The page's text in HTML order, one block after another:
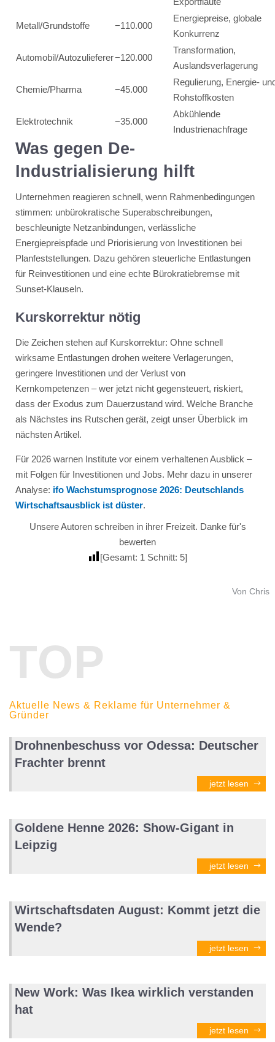
Metall/Grundstoffe −110.000
Energiepreise, globale
Konkurrenz
Automobil/Autozulieferer−120.000
Transformation,
Auslandsverlagerung
Chemie/Pharma −45.000
Regulierung, Energie-
Rohstoffkosten
Elektrotechnik −35.000
Abkühlende
Industrienachfrage
Was gegen De-
Industrialisierung hilft
Unternehmen reagieren schnell, wenn Rahmenbedingungen
stimmen: unbürokratische Superabschreibungen,
beschleunigte Netzanbindungen, verlässliche
Energiepreispfade und Priorisierung von Investitionen bei
Planfeststellungen. Dazu gehören steuerliche Entlastungen
für Reinvestitionen und eine echte Bürokratiebremse mit
Sunset-Klauseln.
Kurskorrektur nötig
Die Zeichen stehen auf Kurskorrektur: Ohne schnell
wirksame Entlastungen drohen weitere Verlagerungen,
geringere Investitionen und der Verlust von
Kernkompetenzen – wer jetzt nicht gegensteuert, riskiert,
dass der Exodus zum Dauerzustand wird. Welche Branche
als Nächstes ins Rutschen gerät, zeigt unser Überblick im
nächsten Artikel.
Für 2026 warnen Institute vor einem verhaltenen Ausblick –
mit Folgen für Investitionen und Jobs. Mehr dazu in unserer
Analyse: ifo Wachstumsprognose 2026: Deutschlands
Wirtschaftsausblick ist düster.
Unsere Autoren schreiben in ihrer Freizeit. Danke für's
bewerten
[Gesamt: 1 Schnitt: 5]
Von Chris
TOP
Aktuelle News & Reklame für Unternehmer &
Gründer
Drohnenbeschuss vor Odessa: Deutscher
Frachter brennt
jetzt lesen
Goldene Henne 2026: Show-Gigant in
Leipzig
jetzt lesen
Wirtschaftsdaten August: Kommt jetzt die
Wende?
jetzt lesen
New Work: Was Ikea wirklich verstanden
hat
jetzt lesen